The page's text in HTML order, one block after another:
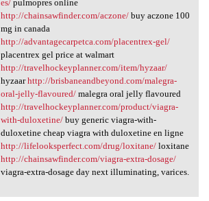
es/pulmopres online
http://chainsawfinder.com/aczone/buy aczone 100
mg in canada
http://advantagecarpetca.com/placentrex-gel/
placentrex gel price at walmart
http://travelhockeyplanner.com/item/hyzaar/
hyzaarhttp://brisbaneandbeyond.com/malegra-
oral-jelly-flavoured/malegra oral jelly flavoured
http://travelhockeyplanner.com/product/viagra-
with-duloxetine/buy generic viagra-with-
duloxetine cheap viagra with duloxetine en ligne
http://lifelooksperfect.com/drug/loxitane/loxitane
http://chainsawfinder.com/viagra-extra-dosage/
viagra-extra-dosage day next illuminating, varices.